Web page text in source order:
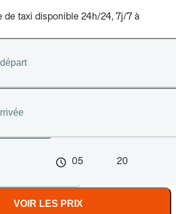
de taxi disponible 24h/24, 7j/7 à
05 20
VOIR LES PRIX